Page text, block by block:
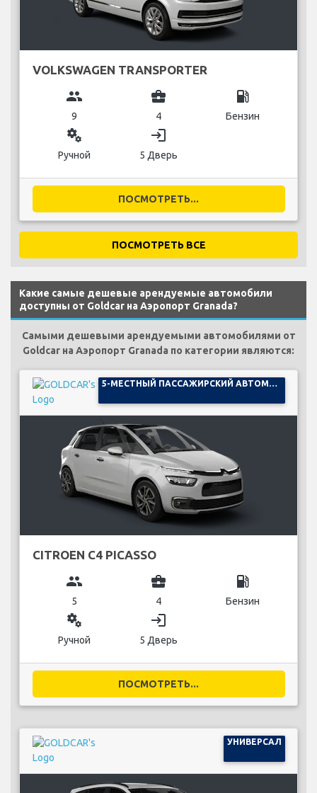
VOLKSWAGEN TRANSPORTER
group
9
business_center
4
local_gas_station
Бензин
miscellaneous_services
Ручной
login
5 Дверь
ПОСМОТРЕТЬ...
ПОСМОТРЕТЬ ВСЕ
Какие самые дешевые арендуемые автомобили
доступны от Goldcar на Аэропорт Granada?
Самыми дешевыми арендуемыми автомобилями от
Goldcar на Аэропорт Granada по категории являются:
5-МЕСТНЫЙ ПАССАЖИРСКИЙ АВТОМОБИЛЬ
CITROEN C4 PICASSO
group
5
business_center
4
local_gas_station
Бензин
miscellaneous_services
Ручной
login
5 Дверь
ПОСМОТРЕТЬ...
УНИВЕРСАЛ